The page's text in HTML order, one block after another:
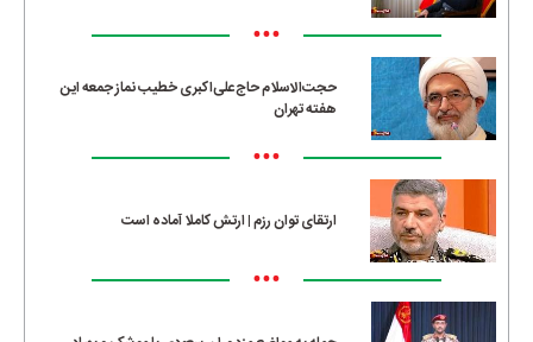
•••
حجت‌الاسلام حاج‌علی‌اکبری خطیب نماز جمعه این
هفته تهران
•••
ارتقای توان رزم | ارتش کاملا آماده است
•••